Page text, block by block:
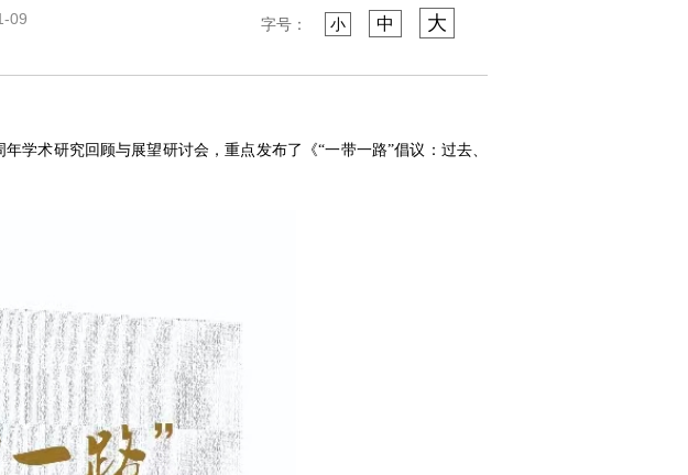
09 字号： 小 中 大
学术研究回顾与展望研讨会，重点发布了《“一带一路”倡议：过去、